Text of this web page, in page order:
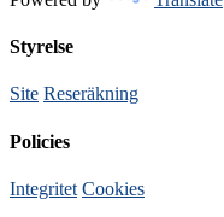
Styrelse
Site Reseräkning
Policies
Integritet Cookies